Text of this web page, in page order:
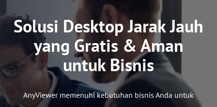
Solusi Desktop Jarak Jauh
yang Gratis & Aman
untuk Bisnis
AnyViewer memenuhi kebutuhan bisnis Anda untuk